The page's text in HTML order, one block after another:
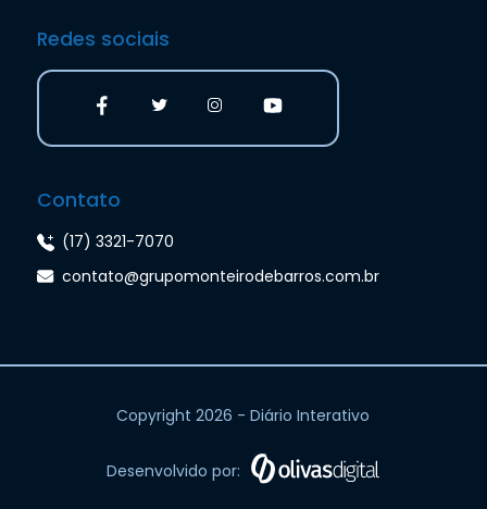
Redes sociais
Contato
(17) 3321-7070
contato@grupomonteirodebarros.com.br
Copyright 2026 - Diário Interativo
Desenvolvido por: